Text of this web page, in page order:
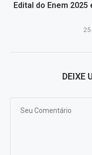
Edital do Enem
25
DEIXE